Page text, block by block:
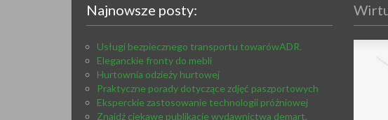
Najnowsze posty:
Usługi bezpiecznego transportu towarówADR.
Eleganckie fronty do mebli
Hurtownia odzieży hurtowej
Praktyczne porady dotyczące zdjęć paszportowych
Eksperckie zastosowanie technologii próżniowej
Znajdź ciekawe publikacje wydawnictwa demart.